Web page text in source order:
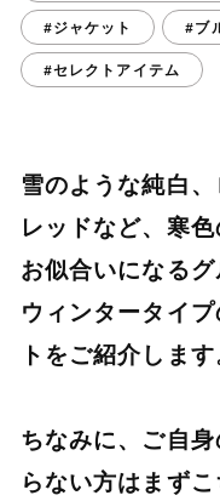
#ジャケット #ブ
#セレクトアイテム
雪のような純白
レッドなど、寒
お似合いになるグ
ウィンタータイ
トをご紹介します
ちなみに、ご自
らない方はまずこ